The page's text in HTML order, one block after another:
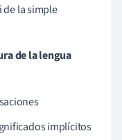
de la simple
de la lengua
implícitos